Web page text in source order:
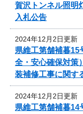
賀沢トンネル照明
入札公告
2024年12月2日更新
県維工第舗補暮
全・安心確保対
装補修工事に関す
2024年12月2日更新
県維工第舗補暮